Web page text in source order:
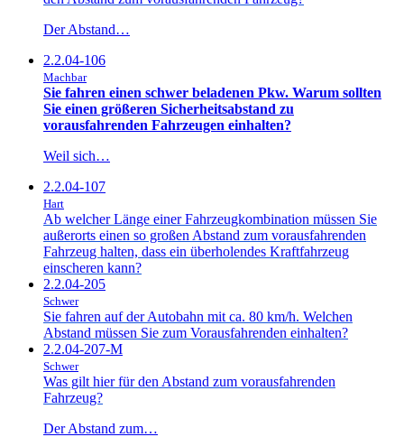
Der Abstand…
2.2.04-106
Machbar
Sie fahren einen schwer beladenen Pkw. Warum sollten
Sie einen größeren Sicherheitsabstand zu
vorausfahrenden Fahrzeugen einhalten?
Weil sich…
2.2.04-107
Hart
Ab welcher Länge einer Fahrzeugkombination müssen Sie
außerorts einen so großen Abstand zum vorausfahrenden
Fahrzeug halten, dass ein überholendes Kraftfahrzeug
einscheren kann?
2.2.04-205
Schwer
Sie fahren auf der Autobahn mit ca. 80 km/h. Welchen
Abstand müssen Sie zum Vorausfahrenden einhalten?
2.2.04-207-M
Schwer
Was gilt hier für den Abstand zum vorausfahrenden
Fahrzeug?
Der Abstand zum…